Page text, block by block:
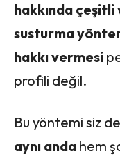
hakkında çeşitli
susturma
hakkı vermesi
profili değil.
Bu yöntemi siz de
aynı anda hem